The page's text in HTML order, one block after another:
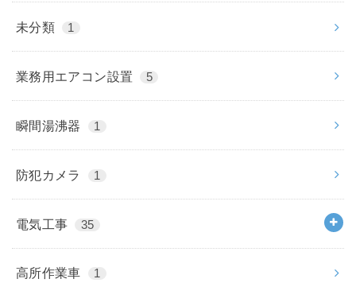
未分類 1
業務用エアコン設置 5
瞬間湯沸器 1
防犯カメラ 1
電気工事 35
高所作業車 1